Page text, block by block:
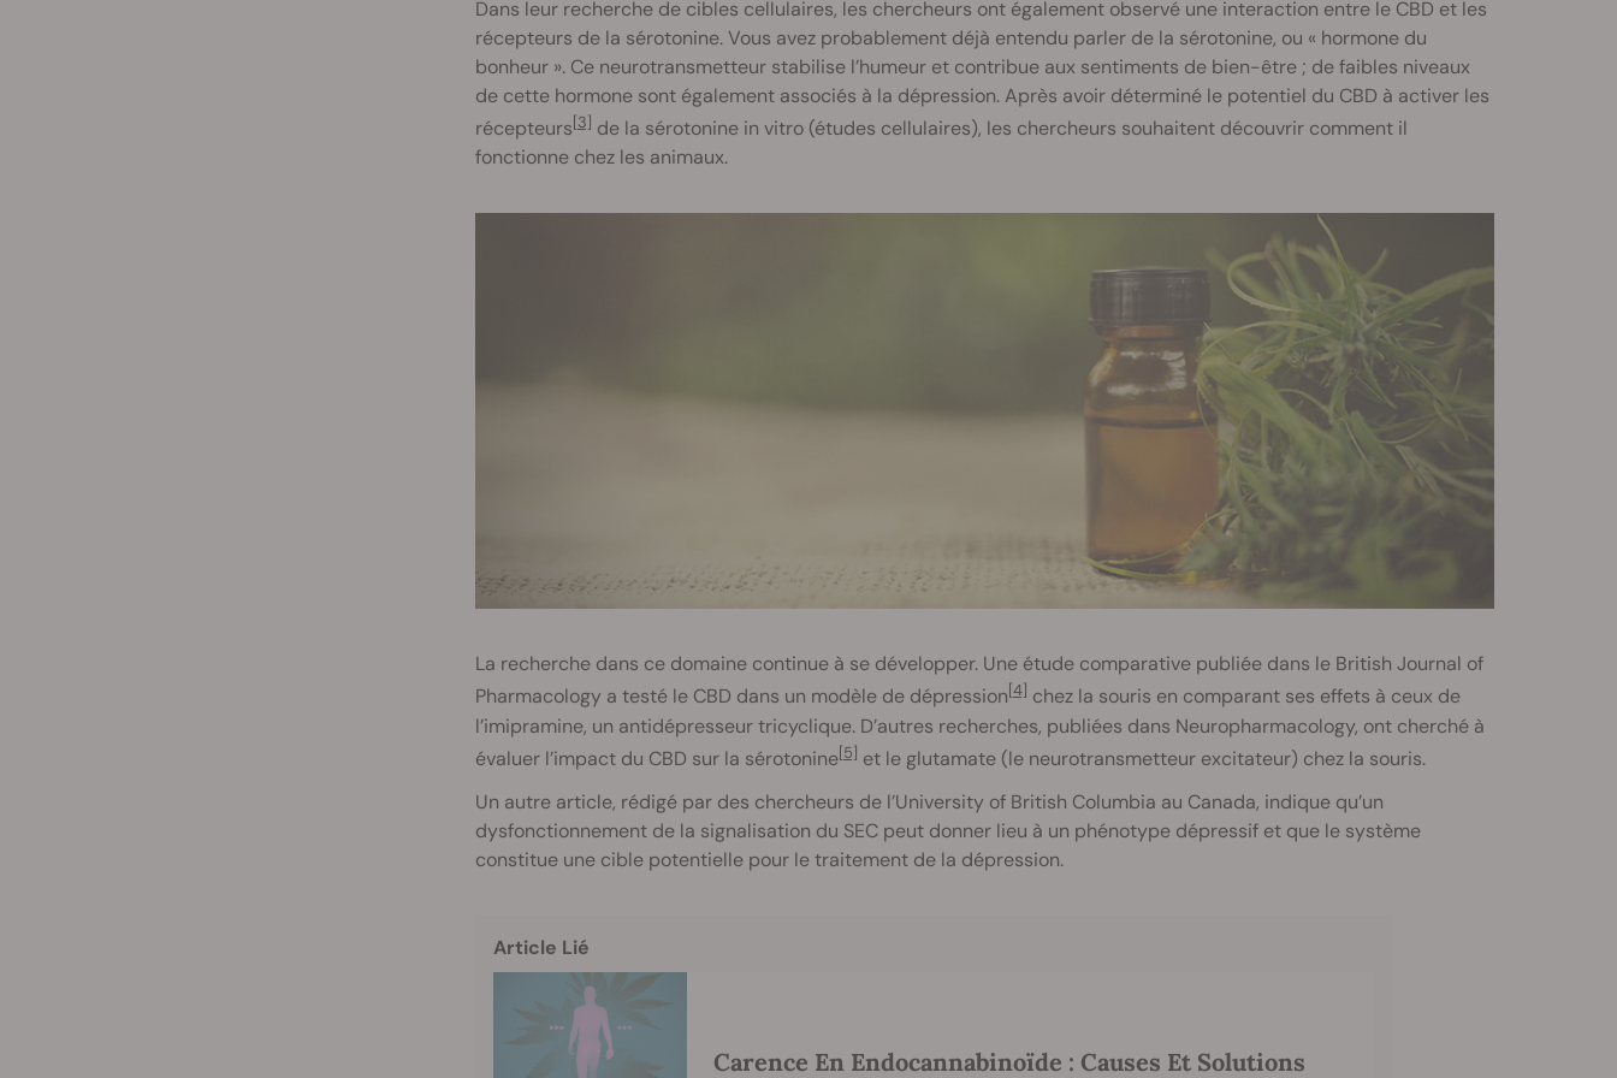
Dans leur recherche de cibles cellulaires, les chercheurs ont également observé une interaction entre le CBD et les
récepteurs de la sérotonine. Vous avez probablement déjà entendu parler de la sérotonine, ou « hormone du
bonheur ». Ce neurotransmetteur stabilise l’humeur et contribue aux sentiments de bien-être ; de faibles niveaux
de cette hormone sont également associés à la dépression. Après avoir déterminé le potentiel du CBD à activer les
récepteurs[3] de la sérotonine in vitro (études cellulaires), les chercheurs souhaitent découvrir comment il
fonctionne chez les animaux.
La recherche dans ce domaine continue à se développer. Une étude comparative publiée dans le British Journal of
Pharmacology a testé le CBD dans un modèle de dépression[4] chez la souris en comparant ses effets à ceux de
l’imipramine, un antidépresseur tricyclique. D’autres recherches, publiées dans Neuropharmacology, ont cherché à
évaluer l’impact du CBD sur la sérotonine[5] et le glutamate (le neurotransmetteur excitateur) chez la souris.
Un autre article, rédigé par des chercheurs de l’University of British Columbia au Canada, indique qu’un
dysfonctionnement de la signalisation du SEC peut donner lieu à un phénotype dépressif et que le système
constitue une cible potentielle pour le traitement de la dépression.
Article Lié
Carence En Endocannabinoïde : Causes Et Solutions